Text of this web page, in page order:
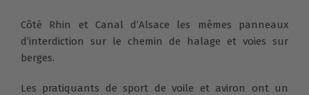
Côté Rhin et Canal d’Alsace les mêmes panneaux
d’interdiction sur le chemin de halage et voies sur
berges.
Les pratiquants de sport de voile et aviron ont un